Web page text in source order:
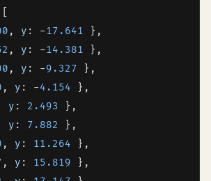
, y : -17.641 },
, y : -14.381 },
, y : -9.327 },
, y : -4.154 },
y : 2.493
},
y : 7.882
},
, y : 11.264 },
, y : 15.819 },